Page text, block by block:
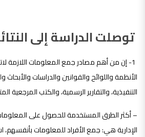
توصلت الدراسة إلى
1- إن من أهم مصادر جمع المعلومات اللازمة
الأنظمة واللوائح والقوانين والدراسات
التنفيذية، والتقارير الرسمية، والكتب المرجعية
– أكثر الطرق المستخدمة للحصول على المعلومات
الإدارية هي: جمع الأفراد للمعلومات بأنفسهم،